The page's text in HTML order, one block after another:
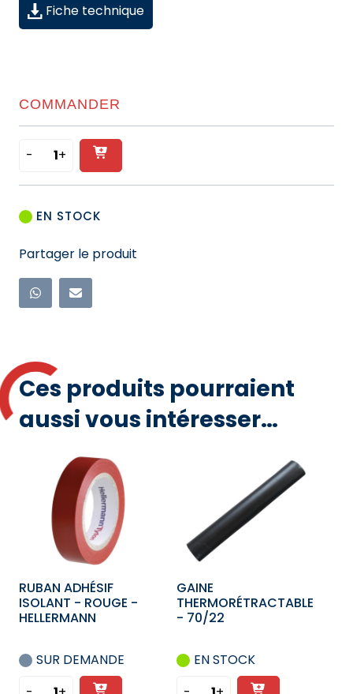
Fiche technique
COMMANDER
- quantité
de
THERMORÉTRACTABLE
50/16
+
Ajouter
au
panier
EN STOCK
Partager le produit
Ces produits pourraient
aussi vous intéresser…
RUBAN ADHÉSIF
ISOLANT - ROUGE -
HELLERMANN
SUR DEMANDE
GAINE
THERMORÉTRACTABLE
- 70/22
EN STOCK